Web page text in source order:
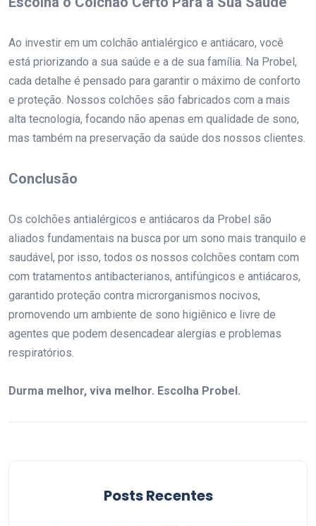
Ao investir em um colchão antialérgico e antiácaro, você
está priorizando a sua saúde e a de sua família. Na Probel,
cada detalhe é pensado para garantir o máximo de conforto
e proteção. Nossos colchões são fabricados com a mais
alta tecnologia, focando não apenas em qualidade de sono,
mas também na preservação da saúde dos nossos clientes.
Conclusão
Os colchões antialérgicos e antiácaros da Probel são
aliados fundamentais na busca por um sono mais tranquilo e
saudável, por isso, todos os nossos colchões contam com
com tratamentos antibacterianos, antifúngicos e antiácaros,
garantido proteção contra microrganismos nocivos,
promovendo um ambiente de sono higiênico e livre de
agentes que podem desencadear alergias e problemas
respiratórios.
Durma melhor, viva melhor. Escolha Probel.
Posts Recentes